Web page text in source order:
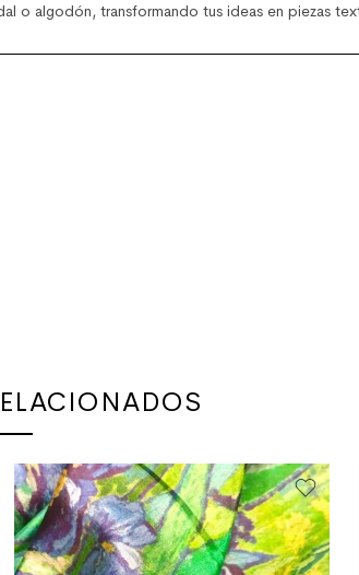
o algodón, transformando tus ideas en piezas